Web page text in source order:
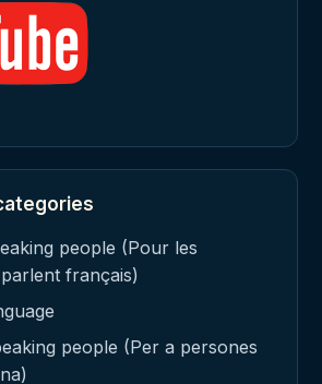
people (Pour les
français)
people (Per a persones